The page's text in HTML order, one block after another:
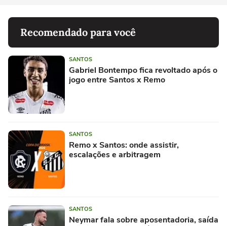
Recomendado para você
SANTOS
Gabriel Bontempo fica revoltado após o
jogo entre Santos x Remo
SANTOS
Remo x Santos: onde assistir,
escalações e arbitragem
SANTOS
Neymar fala sobre aposentadoria, saída